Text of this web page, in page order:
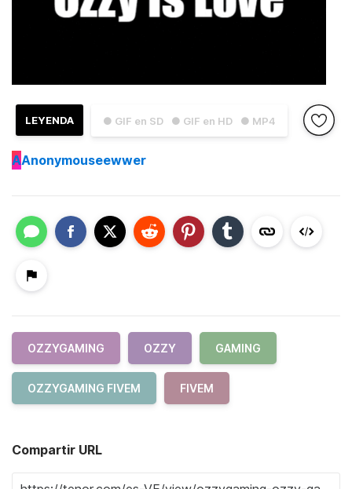
● GIF en SD ● GIF en HD ● MP4
LEYENDA
AAnonymouseewwer
OZZYGAMING OZZY GAMING
OZZYGAMING FIVEM FIVEM
Compartir URL